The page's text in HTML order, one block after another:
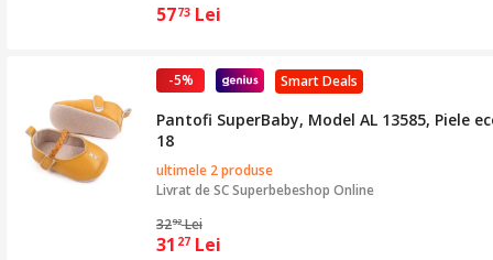
5773 Lei
Smart Deals
-5%
Pantofi SuperBaby, Model AL 13585, Piele
18
ultimele 2 produse
Livrat deSC Superbebeshop Online
3292 Lei
31 27 Lei